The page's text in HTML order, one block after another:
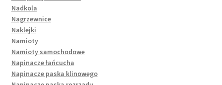
Nadkola
Nagrzewnice
Naklejki
Namioty
Namioty samochodowe
Napinacze łańcucha
Napinacze paska klinowego